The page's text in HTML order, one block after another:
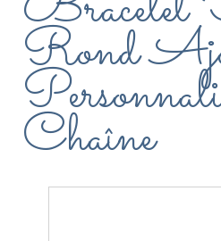
Rond
Chaîne